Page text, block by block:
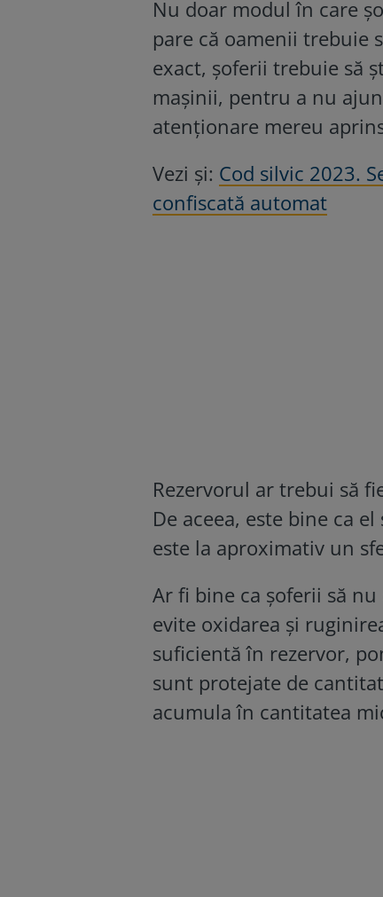
Nu doar modul în care
pare că oamenii trebuie
exact, șoferii trebuie să
mașinii, pentru a nu
atenționare mereu
Vezi și: Cod silvic 2023.
confiscată automat
Rezervorul ar trebui să
De aceea, este bine ca
este la aproximativ un
Ar fi bine ca șoferii să
evite oxidarea și
suficientă în rezervor,
sunt protejate de
acumula în cantitatea